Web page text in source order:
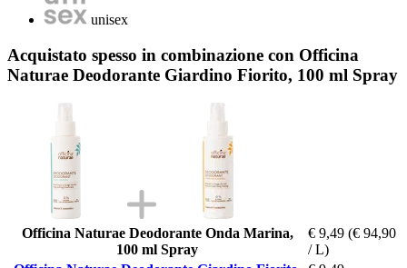
unisex
Acquistato spesso in combinazione con Officina
Naturae Deodorante Giardino Fiorito, 100 ml Spray
Officina Naturae Deodorante Onda Marina,
100 ml Spray
€ 9,49 (€ 94,90
/ L)